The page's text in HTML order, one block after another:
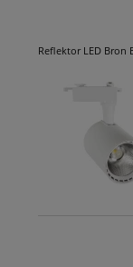
Reflektor LED Bron